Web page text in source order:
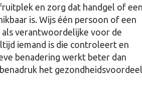
en zorg dat handgel of
is. Wijs één persoon of een
verantwoordelijke voor de
iemand is die controleert en
benadering werkt beter dan
het gezondheidsvoordeel